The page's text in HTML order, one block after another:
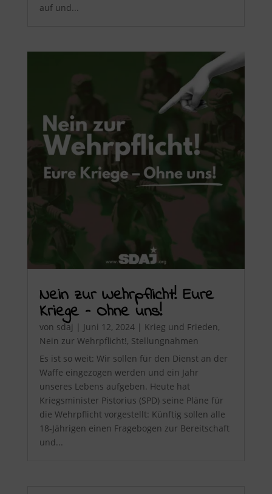
auf und...
Nein zur Wehrpflicht! Eure
Kriege – Ohne uns!
von sdaj | Juni 12, 2024| Krieg und Frieden,
Nein zur Wehrpflicht!, Stellungnahmen
Es ist so weit: Wir sollen für den Dienst an der
Waffe eingezogen werden und ein Jahr
unseres Lebens aufgeben. Heute hat
Kriegsminister Pistorius (SPD) seine Pläne für
die Wehrpflicht vorgestellt: Künftig sollen alle
18-Jährigen einen Fragebogen zur Bereitschaft
und...